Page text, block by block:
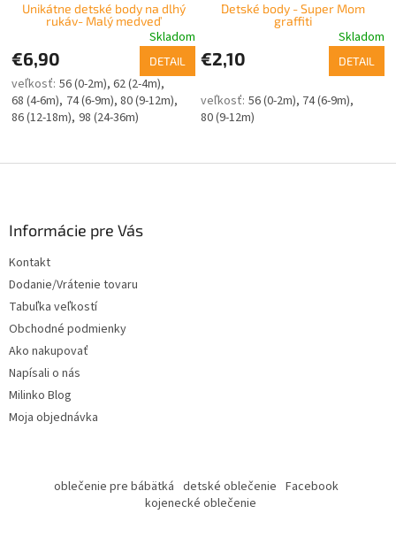
Unikátne detské body na dlhý
rukáv- Malý medveď
Skladom
€6,90 DETAIL
56 (0-2m) 62 (2-4m)
68 (4-6m) 74 (6-9m) 80 (9-12m)
86 (12-18m) 98 (24-36m)
Detské body - Super Mom
graffiti
Skladom
€2,10 DETAIL
56 (0-2m) 74 (6-9m)
80 (9-12m)
Informácie pre Vás
Kontakt
Dodanie/Vrátenie tovaru
Tabuľka veľkostí
Obchodné podmienky
Ako nakupovať
Napísali o nás
Milinko Blog
Moja objednávka
oblečenie pre bábätká detské oblečenie Facebook
kojenecké oblečenie